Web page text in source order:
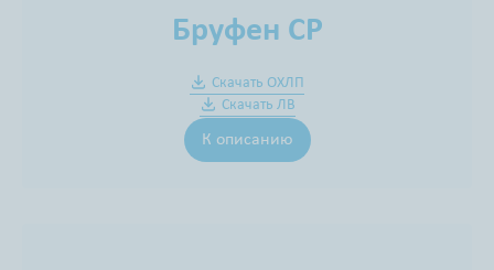
Бруфен СР
Скачать ОХЛП
Скачать ЛВ
К описанию